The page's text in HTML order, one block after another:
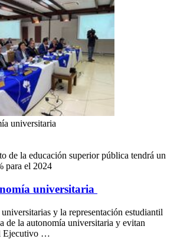
universitaria
de la educación superior pública tendrá un
para el 2024
universitaria
y la representación estudiantil
de la autonomía universitaria y evitan
Ejecutivo …